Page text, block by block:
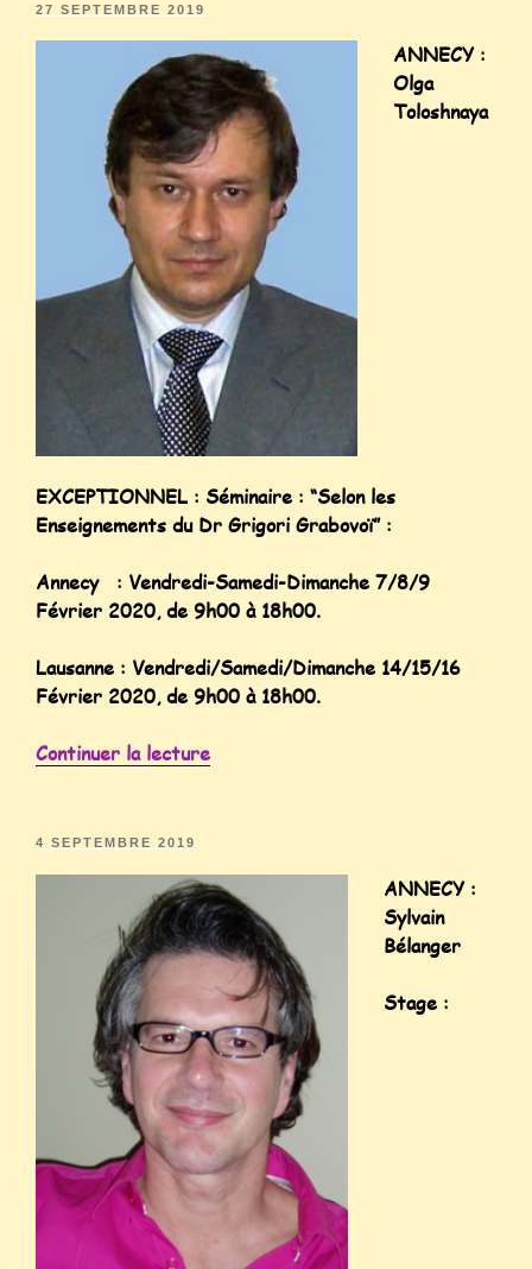
27 SEPTEMBRE 2019
ANNECY :
Olga
Toloshnaya
EXCEPTIONNEL : Séminaire : “Selon les
Enseignements du Dr Grigori Grabovoï” :
Annecy : Vendredi-Samedi-Dimanche 7/8/9
Février 2020, de 9h00 à 18h00.
Lausanne : Vendredi/Samedi/Dimanche 14/15/16
Février 2020, de 9h00 à 18h00.
Continuer la lecture
4 SEPTEMBRE 2019
ANNECY :
Sylvain
Bélanger
Stage :